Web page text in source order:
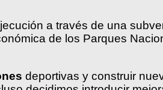
a través de una
de los Parques
deportivas y construir